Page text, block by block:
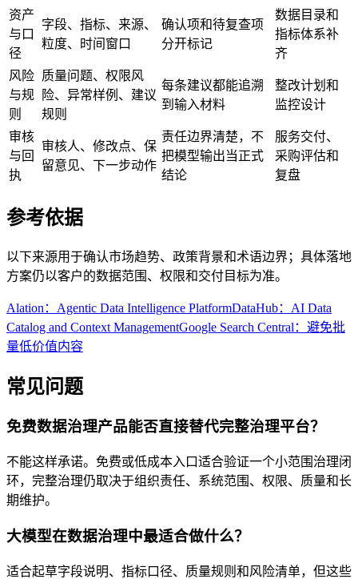
资产
与口
径
字段、指标、来源、
粒度、时间窗口
确认项和待复查项
分开标记
数据目录和
指标体系补
齐
风险
与规
则
质量问题、权限风
险、异常样例、建议
规则
每条建议都能追溯
到输入材料
整改计划和
监控设计
审核
与回
执
审核人、修改点、保
留意见、下一步动作
责任边界清楚，不
把模型输出当正式
结论
服务交付、
采购评估和
复盘
参考依据
以下来源用于确认市场趋势、政策背景和术语边界；具体落地
方案仍以客户的数据范围、权限和交付目标为准。
Alation：Agentic Data Intelligence PlatformDataHub：AI Data
Catalog and Context ManagementGoogle Search Central：避免批
量低价值内容
常见问题
免费数据治理产品能否直接替代完整治理平台？
不能这样承诺。免费或低成本入口适合验证一个小范围治理闭
环，完整治理仍取决于组织责任、系统范围、权限、质量和长
期维护。
大模型在数据治理中最适合做什么？
适合起草字段说明、指标口径、质量规则和风险清单，但这些